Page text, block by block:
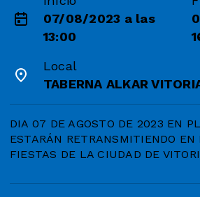
07/08/2023 a las
13:00
Local
TABERNA ALKAR
DIA 07 DE AGOSTO DE 2023 EN
ESTARÁN RETRANSMITIENDO
FIESTAS DE LA CIUDAD DE